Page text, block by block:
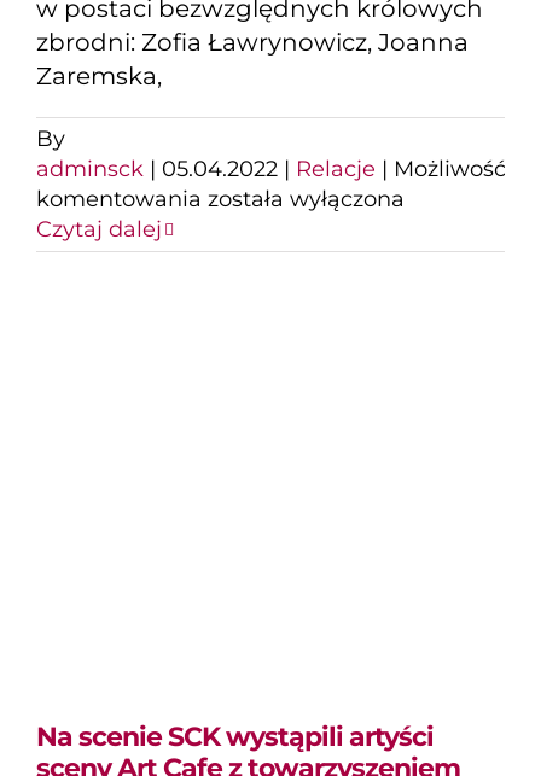
w postaci bezwzględnych królowych
zbrodni: Zofia Ławrynowicz, Joanna
Zaremska,
By
adminsck | 05.04.2022 | Relacje | Możliwość
komentowania VII
Projektu
została wyłączona
Czytaj dalej
Na scenie SCK wystąpili artyści
sceny Art Cafe z towarzyszeniem